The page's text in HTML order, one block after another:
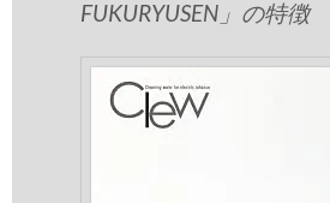
FUKURYUSEN」の特徴